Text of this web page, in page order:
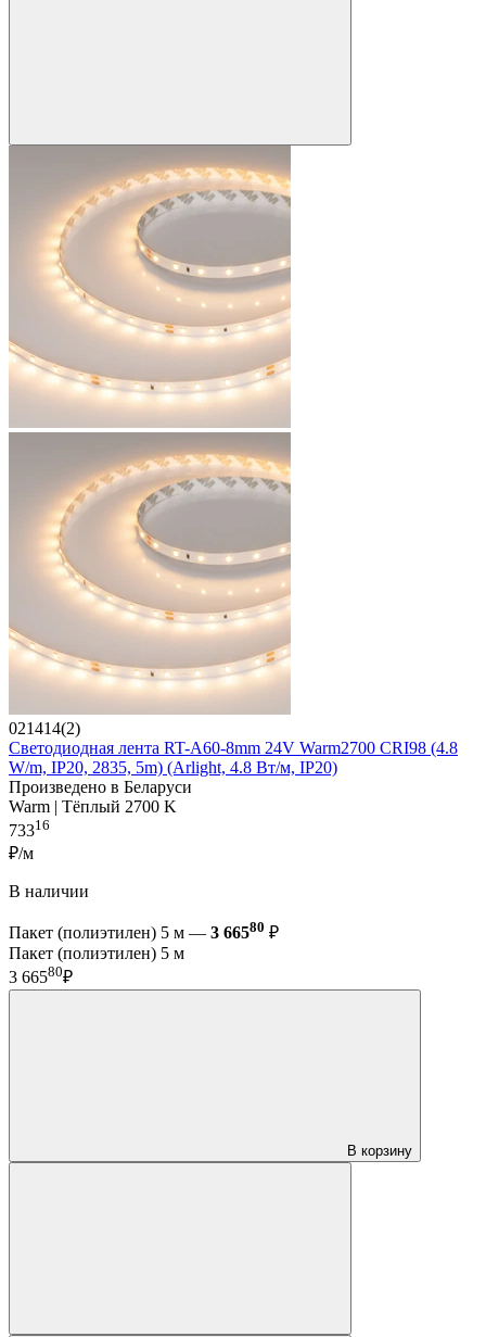
021414(2)
Светодиодная лента RT-A60-8mm 24V Warm2700 CRI98 (4.8
W/m, IP20, 2835, 5m) (Arlight, 4.8 Вт/м, IP20)
Произведено в Беларуси
Warm | Тёплый 2700 K
73316
₽/м
В наличии
Пакет (полиэтилен) 5 м — 3 66580 ₽
Пакет (полиэтилен) 5 м
3 66580₽
В корзину